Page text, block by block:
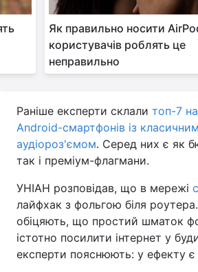
Як правильно носити
користувачів роблять це
неправильно
Раніше експерти склали топ-7
Android-смартфонів із
аудіороз'ємом. Серед них є як
так і преміум-флагмани.
УНІАН розповідав, що в мережі
лайфхак з фольгою біля
обіцяють, що простий шматок
істотно посилити інтернет у
експерти пояснюють: у ефекту